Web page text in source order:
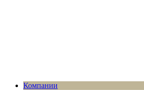
Компании